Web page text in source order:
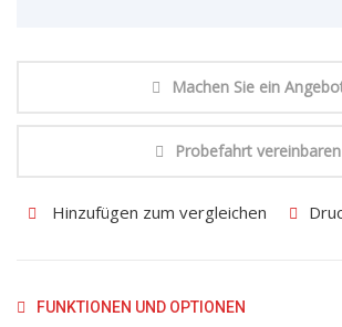
Machen Sie ein
Probefahrt vereinbaren
Hinzufügen zum vergleichen
FUNKTIONEN UND OPTIONEN